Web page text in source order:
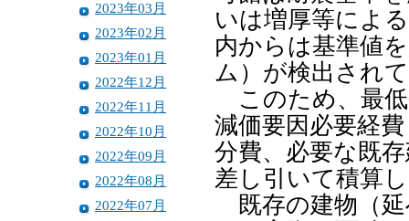
2023年03月
2023年02月
2023年01月
2022年12月
2022年11月
2022年10月
2022年09月
2022年08月
2022年07月
いは増厚等によ
内からは基準値
ム）が検出され
このため、最低
減価要因必要経
分費、必要な既
差し引いて積算
既存の建物（延